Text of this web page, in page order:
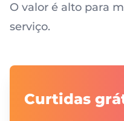
O valor é alto para
serviço.
Curtidas